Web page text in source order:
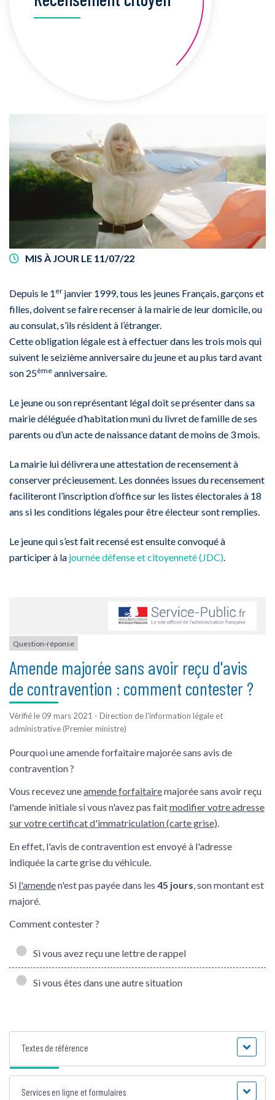
MIS À JOUR LE 11/07/22
Depuis le 1 er janvier 1999, tous les jeunes Français, garçons et
filles, doivent se faire recenser à la mairie de leur domicile, ou
au consulat, s’ils résident à l’étranger.
Cette obligation légale est à effectuer dans les trois mois qui
suivent le seizième anniversaire du jeune et au plus tard avant
son 25ème anniversaire.
Le jeune ou son représentant légal doit se présenter dans sa
mairie déléguée d’habitation muni du livret de famille de ses
parents ou d’un acte de naissance datant de moins de 3 mois.
La mairie lui délivrera une attestation de recensement à
conserver précieusement. Les données issues du recensement
faciliteront l’inscription d’office sur les listes électorales à 18
ans si les conditions légales pour être électeur sont remplies.
Le jeune qui s’est fait recensé est ensuite convoqué à
participer à la journée défense et citoyenneté (JDC).
Question-réponse
Amende majorée sans avoir reçu d'avis
de contravention : comment contester ?
Vérifié le 09 mars 2021 - Direction de l'information légale et
administrative (Premier ministre)
Pourquoi une amende forfaitaire majorée sans avis de
contravention ?
Vous recevez uneamende forfaitairemajorée sans avoir reçu
l'amende initiale si vous n'avez pas faitmodifier votre adresse
sur votre certificat d'immatriculation (carte grise).
En effet, l'avis de contravention est envoyé à l'adresse
indiquée la carte grise du véhicule.
Si l'amenden'est pas payée dans les 45 jours , son montant est
majoré.
Comment contester ?
Si vous avez reçu une lettre de rappel
Si vous êtes dans une autre situation
Textes de référence
Services en ligne et formulaires